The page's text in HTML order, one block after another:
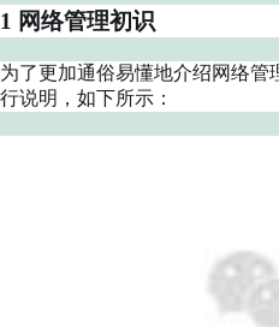
1 网络管理初识
为了更加通俗易懂地介绍网络管
行说明，如下所示：